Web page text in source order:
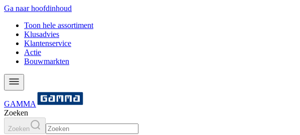
Ga naar hoofdinhoud
Toon hele assortiment
Klusadvies
Klantenservice
Actie
Bouwmarkten
GAMMA
Zoeken
Zoeken